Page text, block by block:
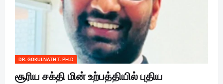
DR. GOKULNATH T. PH.D
சூரிய சக்தி மின் உற்பத்தியில் புதிய